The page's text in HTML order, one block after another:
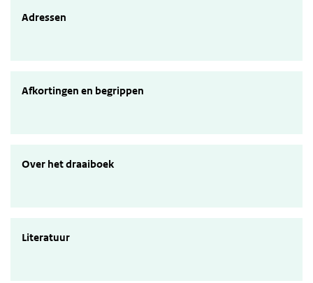
Adressen
Adressen
Begrippen en afkortingen
Afkortingen en begrippen
Over het draaiboek
Over het draaiboek
Literatuur
Literatuur